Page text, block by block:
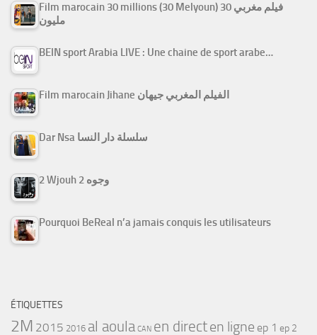
Film marocain 30 millions (30 Melyoun) فيلم مغربي 30
مليون
BEIN sport Arabia LIVE : Une chaine de sport arabe…
Film marocain Jihane الفيلم المغربي جيهان
Dar Nsa سلسلة دار النسا
2 Wjouh 2 وجوه
Pourquoi BeReal n’a jamais conquis les utilisateurs
ÉTIQUETTES
2M 2015 2016 al aoula CAN en directen ligne ep 1 ep 2